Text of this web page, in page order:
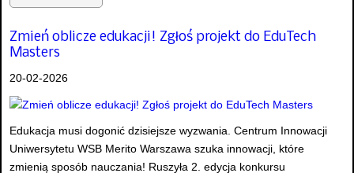
Zmień oblicze edukacji! Zgłoś projekt do EduTech
Masters
20-02-2026
Edukacja musi dogonić dzisiejsze wyzwania. Centrum Innowacji
Uniwersytetu WSB Merito Warszawa szuka innowacji, które
zmienią sposób nauczania! Ruszyła 2. edycja konkursu